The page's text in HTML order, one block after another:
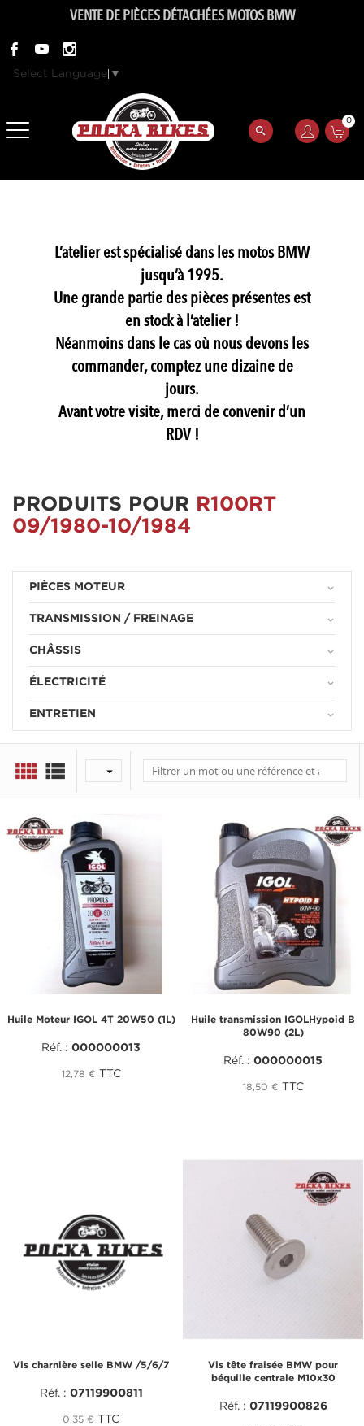
VENTE DE PIÈCES DÉTACHÉES MOTOS BMW
Select Language ▼
0
L’atelier est spécialisé dans les motos BMW
jusqu’à 1995.
Une grande partie des pièces présentes est
en stock à l’atelier !
Néanmoins dans le cas où nous devons les
commander, comptez une dizaine de
jours.
Avant votre visite, merci de convenir d’un
RDV !
PRODUITS POUR
R100RT
09/1980-10/1984
PIÈCES MOTEUR keyboard_arrow_down
TRANSMISSION / FREINAGE keyboard_arrow_down
CHÂSSIS keyboard_arrow_down
ÉLECTRICITÉ keyboard_arrow_down
ENTRETIEN keyboard_arrow_down
  
Huile Moteur IGOL 4T 20W50 (1L)
Réf. : 000000013
12,78 € TTC
Huile transmission IGOLHypoid B
80W90 (2L)
Réf. : 000000015
18,50 € TTC
Vis charnière selle BMW /5/6/7
Réf. : 07119900811
0,35 € TTC
Vis tête fraisée BMW pour
béquille centrale M10x30
Réf. : 07119900826